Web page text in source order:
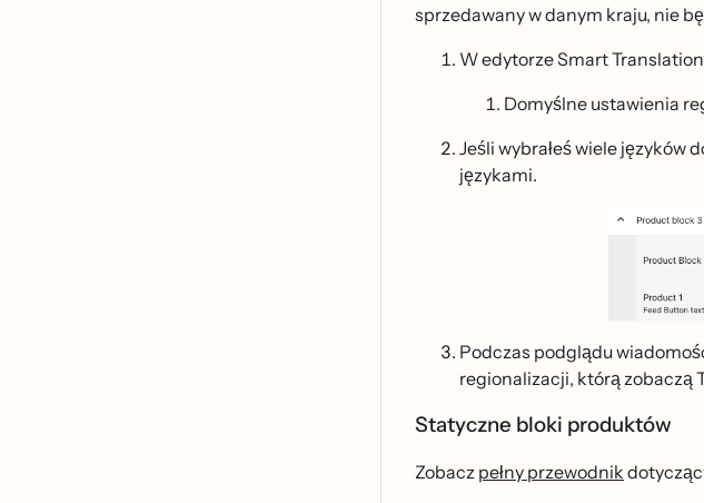
sprzedawany w danym kraju, nie
W edytorze Smart
Domyślne ustawienia
Jeśli wybrałeś wiele języków
językami.
Podczas podglądu
regionalizacji, którą zobaczą
Statyczne bloki produktów
Zobacz pełny przewodnik